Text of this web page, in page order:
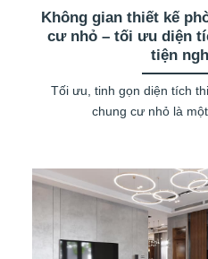
Không gian thiết kế
cư nhỏ – tối ưu diện
tiện
Tối ưu, tinh gọn diện tích
chung cư nhỏ là